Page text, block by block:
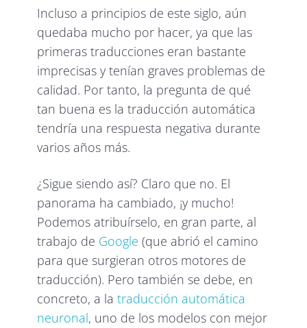
Incluso a principios de este siglo, aún
quedaba mucho por hacer, ya que las
primeras traducciones eran bastante
imprecisas y tenían graves problemas de
calidad. Por tanto, la pregunta de qué
tan buena es la traducción automática
tendría una respuesta negativa durante
varios años más.
¿Sigue siendo así? Claro que no. El
panorama ha cambiado, ¡y mucho!
Podemos atribuírselo, en gran parte, al
trabajo de Google (que abrió el camino
para que surgieran otros motores de
traducción). Pero también se debe, en
concreto, a latraducción automática
neuronal, uno de los modelos con mejor